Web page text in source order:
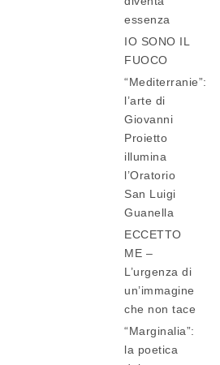
essenza
IO SONO IL
FUOCO
“Mediterranie”:
l’arte di
Giovanni
Proietto
illumina
l’Oratorio
San Luigi
Guanella
ECCETTO
ME –
L’urgenza di
un’immagine
che non tace
“Marginalia”:
la poetica